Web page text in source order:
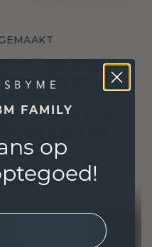
milieuvriendelijke
Onze
vakmanschap,
als prachtig zijn.
FAMILY
op